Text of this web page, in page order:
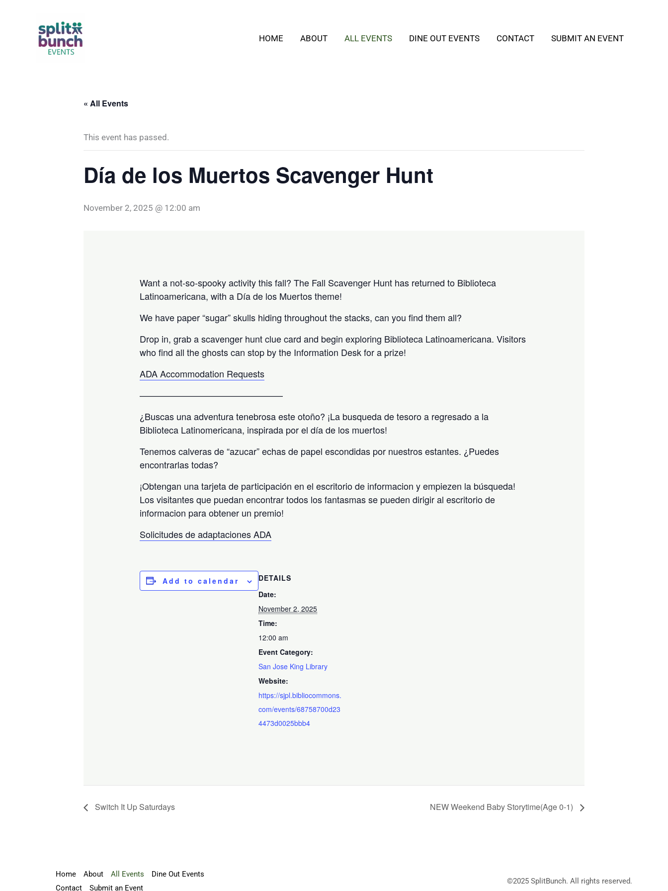
HOME ABOUT ALL EVENTS DINE OUT EVENTS CONTACT SUBMIT AN EVENT
« All Events
This event has passed.
Día de los Muertos Scavenger Hunt
November 2, 2025 @ 12:00 am
Want a not-so-spooky activity this fall? The Fall Scavenger Hunt has returned to Biblioteca
Latinoamericana, with a Día de los Muertos theme!
We have paper “sugar” skulls hiding throughout the stacks, can you find them all?
Drop in, grab a scavenger hunt clue card and begin exploring Biblioteca Latinoamericana. Visitors
who find all the ghosts can stop by the Information Desk for a prize!
ADA Accommodation Requests
————————————————
¿Buscas una adventura tenebrosa este otoño? ¡La busqueda de tesoro a regresado a la
Biblioteca Latinomericana, inspirada por el día de los muertos!
Tenemos calveras de “azucar” echas de papel escondidas por nuestros estantes. ¿Puedes
encontrarlas todas?
¡Obtengan una tarjeta de participación en el escritorio de informacion y empiezen la búsqueda!
Los visitantes que puedan encontrar todos los fantasmas se pueden dirigir al escritorio de
informacion para obtener un premio!
Solicitudes de adaptaciones ADA
Add to calendar
DETAILS
Date:
November 2, 2025
Time:
12:00 am
Event Category:
San Jose King Library
Website:
https://sjpl.bibliocommons.
com/events/68758700d23
4473d0025bbb4
Switch It Up Saturdays NEW Weekend Baby Storytime(Age 0-1)
Home About All Events
Dine Out Events
Contact
Submit an Event
©2025 SplitBunch. All rights reserved.